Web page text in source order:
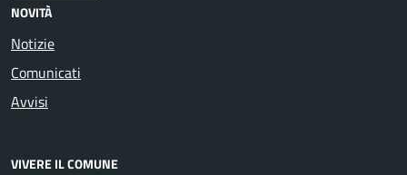
NOVITÀ
Notizie
Comunicati
Avvisi
VIVERE IL COMUNE